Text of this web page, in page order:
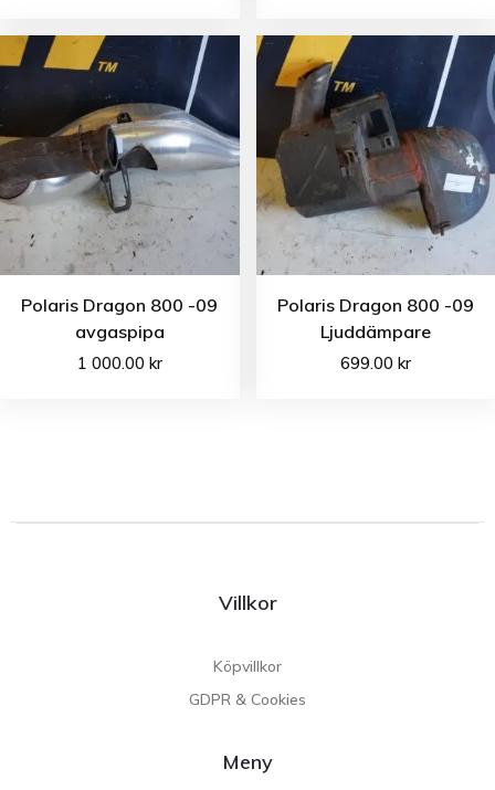
Polaris Dragon 800 -09
avgaspipa
1 000.00 kr
Polaris Dragon 800 -09
Ljuddämpare
699.00 kr
Villkor
Köpvillkor
GDPR & Cookies
Meny